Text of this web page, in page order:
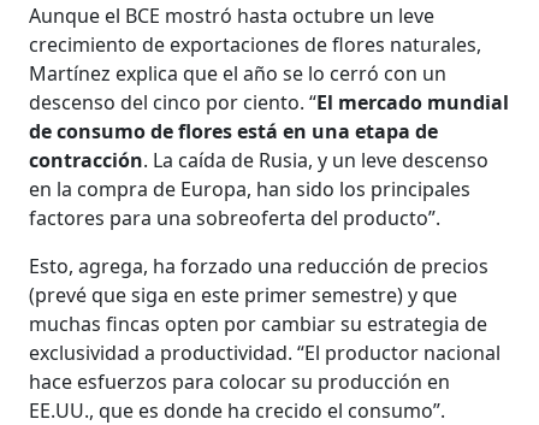
Aunque el BCE mostró hasta octubre un leve
crecimiento de exportaciones de flores naturales,
Martínez explica que el año se lo cerró con un
descenso del cinco por ciento. “El mercado mundial
de consumo de flores está en una etapa de
contracción. La caída de Rusia, y un leve descenso
en la compra de Europa, han sido los principales
factores para una sobreoferta del producto”.
Esto, agrega, ha forzado una reducción de precios
(prevé que siga en este primer semestre) y que
muchas fincas opten por cambiar su estrategia de
exclusividad a productividad. “El productor nacional
hace esfuerzos para colocar su producción en
EE.UU., que es donde ha crecido el consumo”.